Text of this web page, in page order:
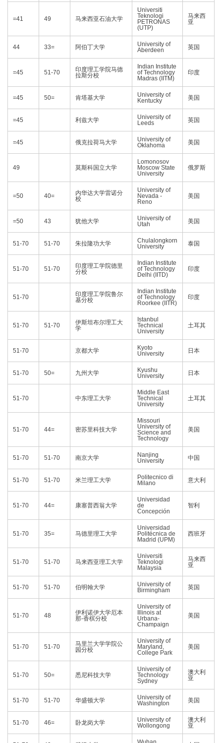
=41 49 马来西亚石油大学
Universiti
Teknologi
PETRONAS
(UTP)
马来西
亚
44 33= 阿伯丁大学
University of
Aberdeen
英国
=45 51-70
印度理工学院马德
拉斯分校
Indian Institute
of Technology
Madras (IITM)
印度
=45 50= 肯塔基大学
University of
Kentucky
美国
=45 利兹大学
University of
Leeds
英国
=45 俄克拉荷马大学
University of
Oklahoma
美国
49 莫斯科国立大学
Lomonosov
Moscow State
University
俄罗斯
=50 40=
内华达大学雷诺分
校
University of
Nevada -
Reno
美国
=50 43 犹他大学
University of
Utah
美国
51-70 51-70 朱拉隆功大学
Chulalongkorn
University
泰国
51-70 51-70
印度理工学院德里
分校
Indian Institute
of Technology
Delhi (IITD)
印度
51-70
印度理工学院鲁尔
基分校
Indian Institute
of Technology
Roorkee (IITR)
印度
51-70 51-70
伊斯坦布尔理工大
学
Istanbul
Technical
University
土耳其
51-70 京都大学
Kyoto
University
日本
51-70 50= 九州大学
Kyushu
University
日本
51-70 中东理工大学
Middle East
Technical
University
土耳其
51-70 44= 密苏里科技大学
Missouri
University of
Science and
Technology
美国
51-70 51-70 南京大学
Nanjing
University
中国
51-70 51-70 米兰理工大学
Politecnico di
Milano
意大利
51-70 44= 康塞普西翁大学
Universidad
de
Concepción
智利
51-70 35= 马德里理工大学
Universidad
Politécnica de
Madrid (UPM)
西班牙
51-70 51-70 马来西亚理工大学
Universiti
Teknologi
Malaysia
马来西
亚
51-70 51-70 伯明翰大学
University of
Birmingham
英国
51-70 48
伊利诺伊大学厄本
那-香槟分校
University of
Illinois at
Urbana-
Champaign
美国
51-70 51-70
马里兰大学学院公
园分校
University of
Maryland,
College Park
美国
51-70 50= 悉尼科技大学
University of
Technology
Sydney
澳大利
亚
51-70 51-70 华盛顿大学
University of
Washington
美国
51-70 46= 卧龙岗大学
University of
Wollongong
澳大利
亚